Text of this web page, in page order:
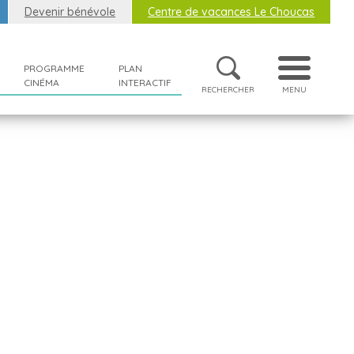
Devenir bénévole Centre de vacances Le Choucas
PROGRAMME
CINÉMA
PLAN
INTERACTIF
RECHERCHER MENU